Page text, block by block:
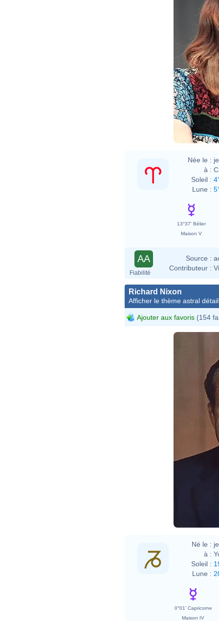
Née le :
à :
Soleil :
Lune :
13°37' Bélier
Maison V
AA
Fiabilité
Source :
Contributeur :
Richard Nixon
Afficher le thème astral
Ajouter aux favoris (154
Né le :
à :
Soleil :
Lune :
0°01' Capricorne
Maison IV